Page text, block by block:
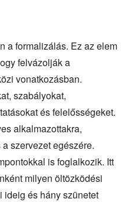
a formalizálás. Ez az elem
felvázolják a
vonatkozásban.
szabályokat,
és felelősségeket.
alkalmazottakra,
szervezet egészére.
is foglalkozik. Itt
milyen öltözködési
ideig és hány szünetet